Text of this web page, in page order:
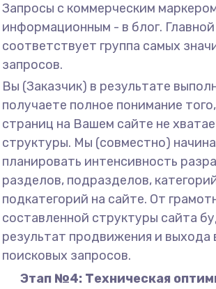
Запросы с коммерческим
информационным - в блог.
соответствует группа самых
запросов.
Вы (Заказчик) в результате
получаете полное понимание
страниц на Вашем сайте не
структуры. Мы (совместно)
планировать интенсивность
разделов, подразделов,
подкатегорий на сайте. От
составленной структуры сайта
результат продвижения и выхода
поисковых запросов.
Этап №4: Техническая